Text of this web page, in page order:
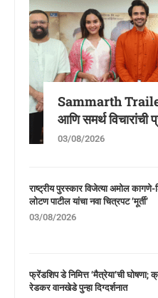
Sammarth Trailer
आणि समर्थ
03/08/2026
राष्ट्रीय पुरस्कार विजेत्या अमोल कागणे-
लोटण पाटील यांचा नवा चित्रपट ‘मूर्ती’
03/08/2026
फ्रेंडशिप डे निमित्त ‘मैत्रेया’ची घोषणा;
रेडकर वानखेडे पुन्हा दिग्दर्शनात